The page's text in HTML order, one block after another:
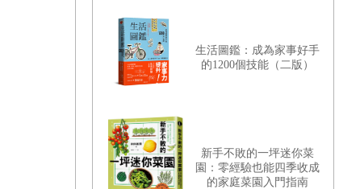
生活圖鑑：成為家事好手
的1200個技能（二版）
新手不敗的一坪迷你菜
園：零經驗也能四季收成
的家庭菜園入門指南